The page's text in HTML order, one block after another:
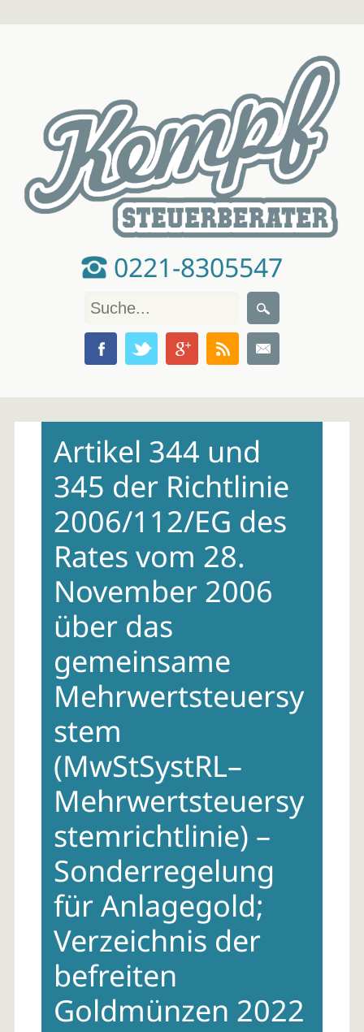
0221-8305547
contentArtikel 344 und
345 der Richtlinie
2006/112/EG des
Rates vom 28.
November 2006
über das
gemeinsame
Mehrwertsteuersy
stem
(MwStSystRL–
Mehrwertsteuersy
stemrichtlinie) –
Sonderregelung
für Anlagegold;
Verzeichnis der
befreiten
Goldmünzen 2022